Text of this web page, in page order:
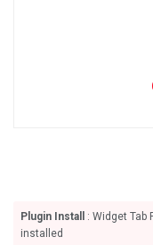
Plugin Install
: Widget Tab
installed